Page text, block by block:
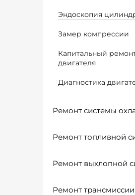
Эндоскопия
Замер компрессии
Капитальный
двигателя
Диагностика
Ремонт системы
Ремонт топливной
Ремонт выхлопной
Ремонт трансмиссии